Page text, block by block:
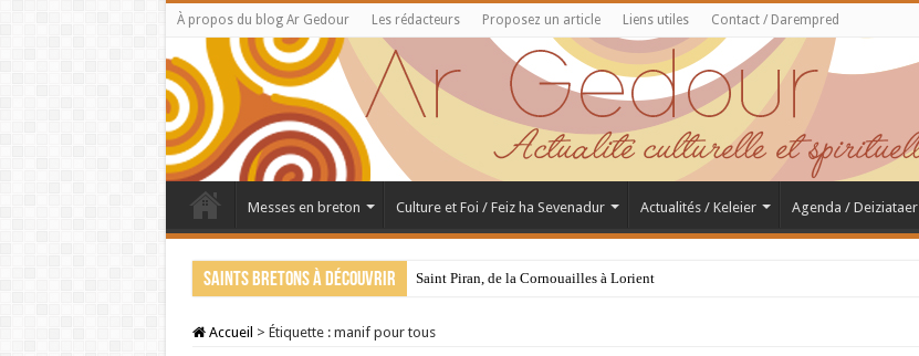
À propos du blog Ar Gedour Les rédacteurs Proposez un article Liens utiles Contact / Darempred
Messes en breton Culture et Foi / Feiz ha Sevenadur Actualités / Keleier Agenda / Deiziataer
Saints bretons à découvrir Saint Piran, de la Cornouailles à Lorient
Accueil > Étiquette : manif pour tous